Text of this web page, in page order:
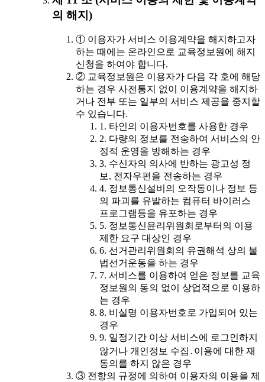
의 해지)
① 이용자가 서비스 이용계약을 해지하고자
하는 때에는 온라인으로 교육정보원에 해지
신청을 하여야 합니다.
② 교육정보원은 이용자가 다음 각 호에 해당
하는 경우 사전통지 없이 이용계약을 해지하
거나 전부 또는 일부의 서비스 제공을 중지할
수 있습니다.
1. 타인의 이용자번호를 사용한 경우
2. 다량의 정보를 전송하여 서비스의 안
정적 운영을 방해하는 경우
3. 수신자의 의사에 반하는 광고성 정
보, 전자우편을 전송하는 경우
4. 정보통신설비의 오작동이나 정보 등
의 파괴를 유발하는 컴퓨터 바이러스
프로그램등을 유포하는 경우
5. 정보통신윤리위원회로부터의 이용
제한 요구 대상인 경우
6. 선거관리위원회의 유권해석 상의 불
법선거운동을 하는 경우
7. 서비스를 이용하여 얻은 정보를 교육
정보원의 동의 없이 상업적으로 이용하
는 경우
8. 비실명 이용자번호로 가입되어 있는
경우
9. 일정기간 이상 서비스에 로그인하지
않거나 개인정보 수집․이용에 대한 재
동의를 하지 않은 경우
③ 전항의 규정에 의하여 이용자의 이용을 제